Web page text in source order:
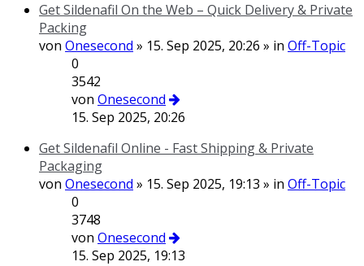
Get Sildenafil On the Web – Quick Delivery & Private
Packing
von Onesecond » 15. Sep 2025, 20:26 » in Off-Topic
0
3542
von Onesecond
15. Sep 2025, 20:26
Get Sildenafil Online - Fast Shipping & Private
Packaging
von Onesecond » 15. Sep 2025, 19:13 » in Off-Topic
0
3748
von Onesecond
15. Sep 2025, 19:13